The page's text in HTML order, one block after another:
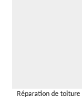
Réparation de